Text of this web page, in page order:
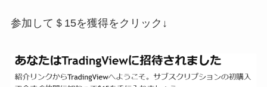
参加して＄15を獲得をクリック↓